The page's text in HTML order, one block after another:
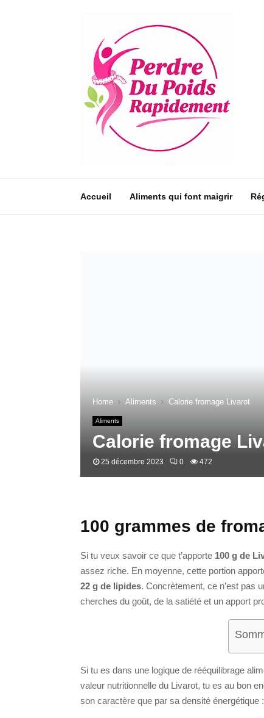
Accueil Aliments qui font maigrir
Home Aliments Calorie fromage Livarot
Aliments
Calorie fromage
25 décembre 2023 0 472
100 grammes de
Si tu veux savoir ce que t’apporte 100 g de
assez riche. En moyenne, cette portion
22 g de lipides. Concrètement, ce n’est pas
cherches du goût, de la satiété et un apport
Si tu es dans une logique de rééquilibrage
valeur nutritionnelle du Livarot, tu es au bon
son caractère que par sa densité